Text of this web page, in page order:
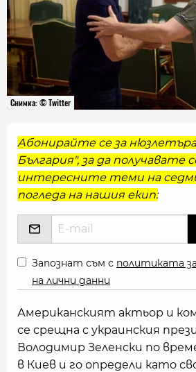
Снимка: © Twitter
Абонирайте се за
България", за да получавате
интересните теми на
погледа на нашия екип:
Запознат съм с политиката
на лични данни
Американският актьор и
се срещна с украинския
Володимир Зеленски по
в Киев и го определи като